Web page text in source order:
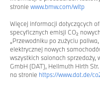
stronie www.bmw.com/wltp
Więcej informacji dotyczących
specyficznych emisji CO₂
„Przewodniku po zużyciu
elektrycznej nowych
wszystkich salonach sprzedaży,
GmbH (DAT), Hellmuth Hirth
na stronie https://www.dat.de/